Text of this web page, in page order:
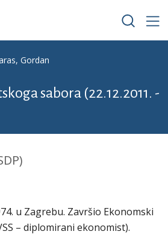
Gordan
sabora (22.12.2011. -
u Zagrebu. Završio Ekonomski
– diplomirani ekonomist).